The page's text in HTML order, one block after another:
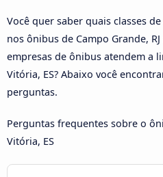
Você quer saber quais classes
nos ônibus de Campo Grande,
empresas de ônibus atendem a
Vitória, ES? Abaixo você
perguntas.
Perguntas frequentes sobre o
Vitória, ES